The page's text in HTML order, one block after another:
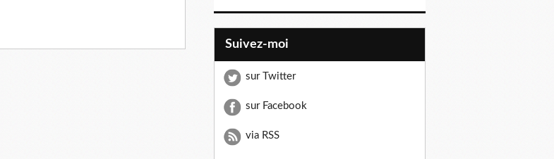
Suivez-moi
sur Twitter
sur Facebook
via RSS